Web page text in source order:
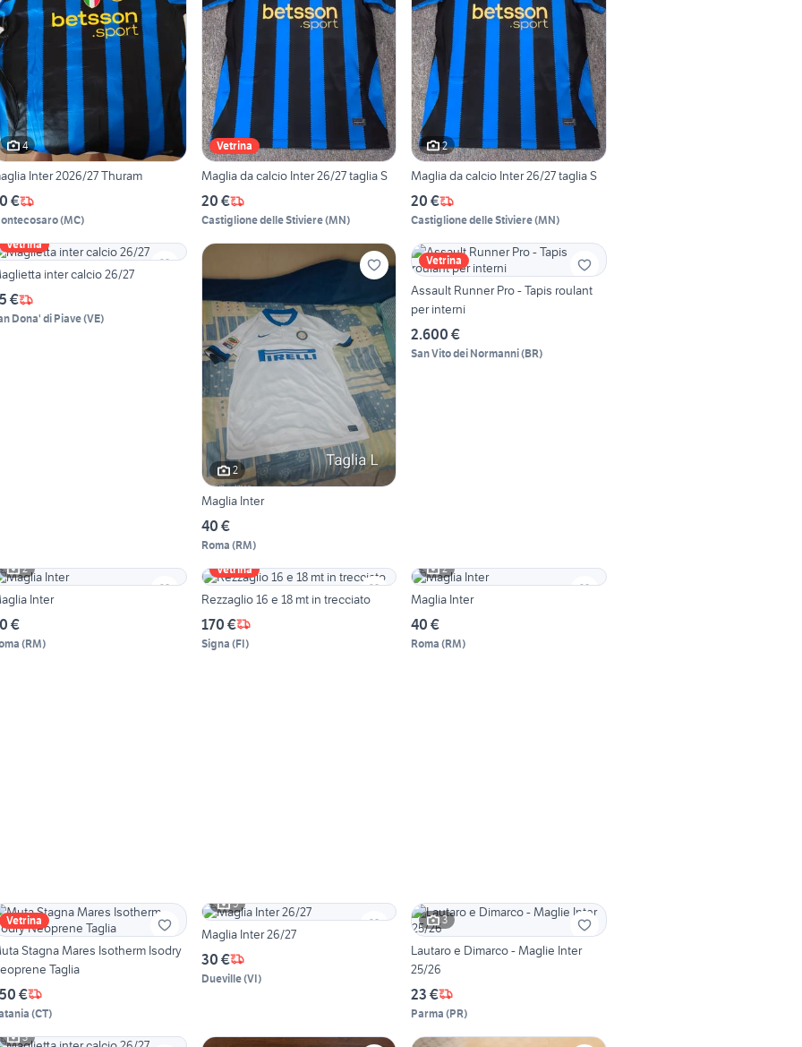
4
Inter 2026/27 Thuram
€
(MC)
Vetrina
Maglia da calcio Inter 26/27 taglia S
20 €
Castiglione delle Stiviere(MN)
2
Maglia da calcio Inter 26/27 taglia S
20 €
Castiglione delle Stiviere(MN)
Vetrina
inter calcio 26/27
€
Dona' di Piave(VE)
2
Maglia Inter
40 €
Roma (RM)
Vetrina
Assault Runner Pro - Tapis roulant
per interni
2.600 €
San Vito dei Normanni(BR)
2
Inter
€
(RM)
Vetrina
Rezzaglio 16 e 18 mt in trecciato
170 €
Signa (FI)
2
Maglia Inter
40 €
Roma (RM)
Vetrina
Stagna Mares Isotherm Isodry
Taglia
€
(CT)
5
Maglia Inter 26/27
30 €
Dueville(VI)
3
Lautaro e Dimarco - Maglie Inter
25/26
23 €
Parma (PR)
3